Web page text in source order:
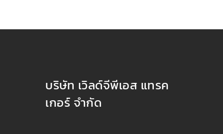
บริษัท เวิลด์จีพีเอส แทรค
เกอร์ จำกัด